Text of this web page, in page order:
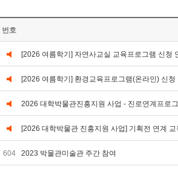
번호
[2026 여름학기] 자연사교실 교육프로그램 신청
[2026 여름학기] 환경교육프로그램(온라인) 신청
2026 대학박물관진흥지원 사업 - 진로연계프로
[2026 대학박물관 진흥지원 사업] 기획전 연계
604 2023 박물관미술관 주간 참여